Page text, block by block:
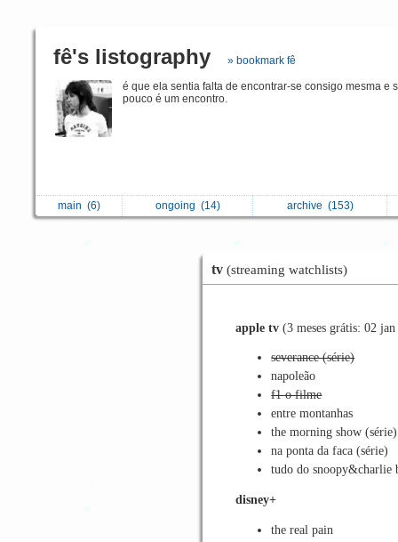
fê's listography » bookmark fê
é que ela sentia falta de encontrar-se consigo mesma e
pouco é um encontro.
main (6) ongoing (14) archive (153)
tv (streaming watchlists)
apple tv (3 meses grátis: 02
severance (série)
napoleão
f1 o filme
entre montanhas
the morning show (série)
na ponta da faca (série)
tudo do snoopy&charlie
disney+
the real pain